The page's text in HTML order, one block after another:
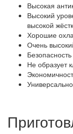
Высокая
Высокий
высокой
Хорошие
Очень
Не образует